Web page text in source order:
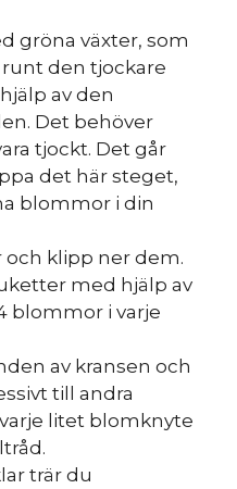
gröna växter, som
runt den tjockare
av den
Det behöver
tjockt. Det går
det här steget,
blommor i din
klipp ner dem.
med hjälp av
blommor i varje
av kransen och
till andra
litet blomknyte
trär du